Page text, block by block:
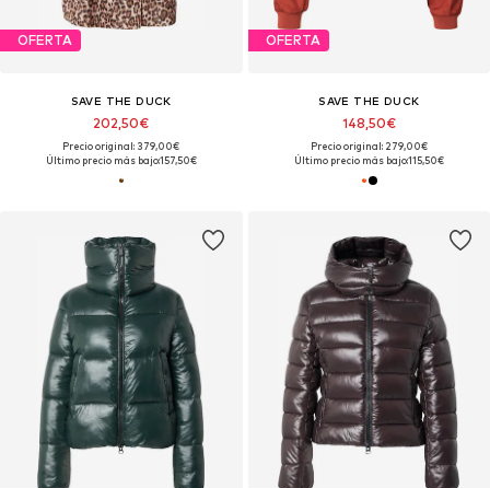
OFERTA
SAVE THE DUCK
202,50€
Precio original: 379,00€
Último precio más bajo:157,50€
OFERTA
SAVE THE DUCK
148,50€
Precio original: 279,00€
Último precio más bajo:115,50€